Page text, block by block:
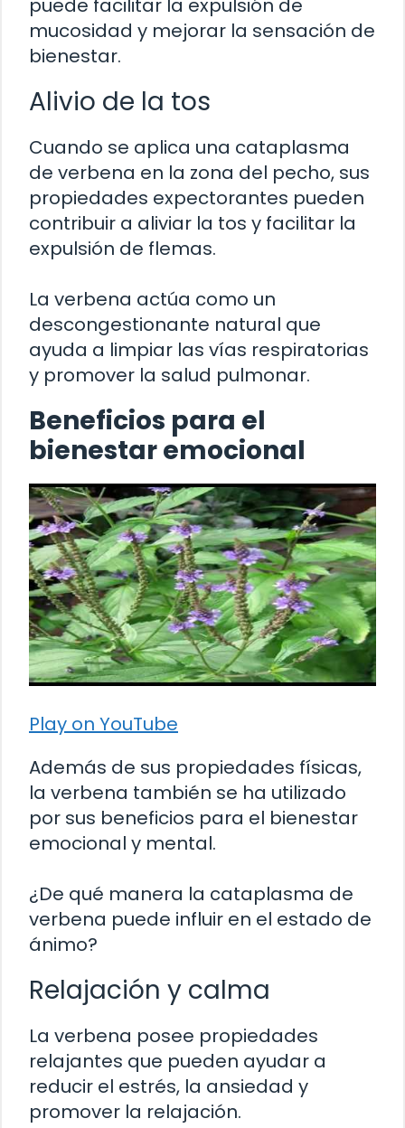
puede facilitar la expulsión de
mucosidad y mejorar la sensación de
bienestar.
Alivio de la tos
Cuando se aplica una cataplasma
de verbena en la zona del pecho, sus
propiedades expectorantes pueden
contribuir a aliviar la tos y facilitar la
expulsión de flemas.
La verbena actúa como un
descongestionante natural que
ayuda a limpiar las vías respiratorias
y promover la salud pulmonar.
Beneficios para el
bienestar emocional
Play on YouTube
Además de sus propiedades físicas,
la verbena también se ha utilizado
por sus beneficios para el bienestar
emocional y mental.
¿De qué manera la cataplasma de
verbena puede influir en el estado de
ánimo?
Relajación y calma
La verbena posee propiedades
relajantes que pueden ayudar a
reducir el estrés, la ansiedad y
promover la relajación.